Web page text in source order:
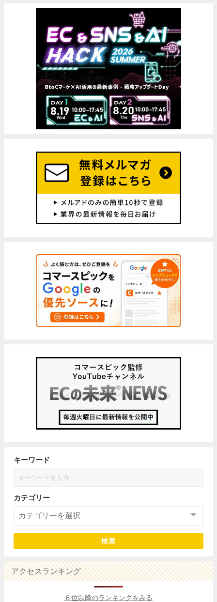
キーワード
カテゴリー
検索
アクセスランキング
６位以降のランキングをみる